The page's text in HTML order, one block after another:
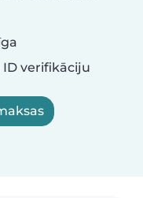
verifikāciju